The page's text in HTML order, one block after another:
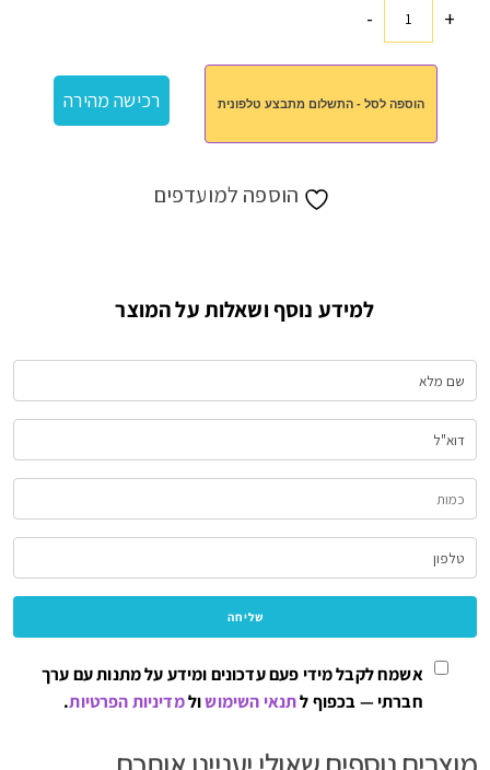
+כמות
סטארט
אפ
-
הוספה לסל - התשלום מתבצע טלפונית רכישה מהירה
הוספה למועדפים
למידע נוסף ושאלות על המוצר
אשמח לקבל מידי פעם עדכונים ומידע על מתנות עם ערך
חברתי — בכפוף לתנאי השימושולמדיניות הפרטיות.